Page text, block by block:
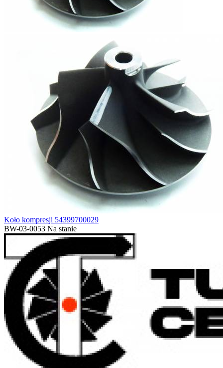
Koło kompresji 54399700029
BW-03-0053 Na stanie